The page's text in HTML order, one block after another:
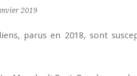
2019
parus en 2018, sont